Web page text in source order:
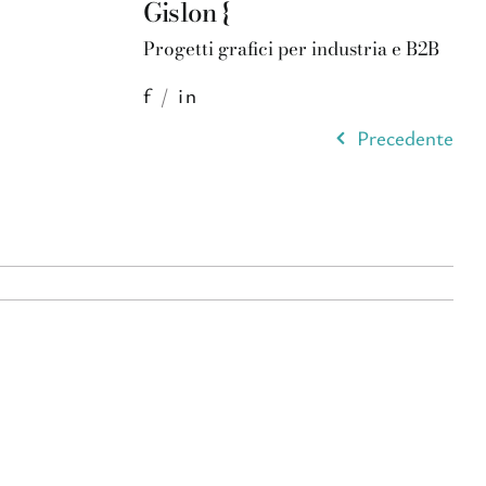
Gislon {
Progetti grafici per industria e B2B
f / in
Precedente